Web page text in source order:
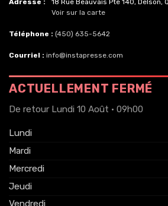
Adresse :
18 Rue Beauvais Pte 140, Delson,
Voir sur la carte
Téléphone : (450) 635-5642
Courriel : info@instapresse.com
ACTUELLEMENT FERMÉ
De retour Lundi 10 Août · 09h00
Lundi
Mardi
Mercredi
Jeudi